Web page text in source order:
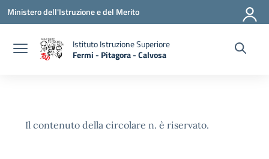
Vai ai contenuti
Vai al menu di navigazione
Vai al footer
Ministero dell'Istruzione e del Merito
Istituto Istruzione Superiore
Fermi - Pitagora - Calvosa
— Visita la pagina iniziale della scuola
Il contenuto della circolare n. è riservato.